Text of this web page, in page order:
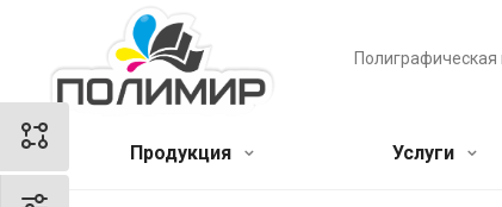
Полиграфическая
Продукция Услуги